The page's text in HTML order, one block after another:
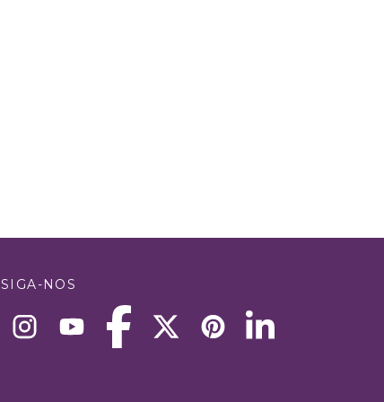
SIGA-NOS